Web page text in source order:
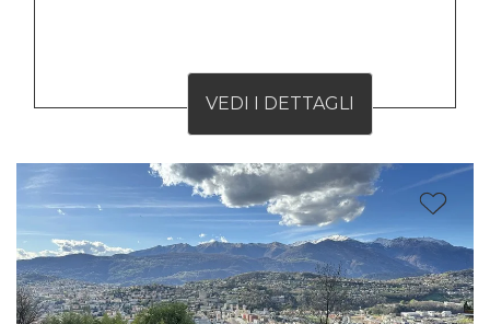
VEDI I DETTAGLI